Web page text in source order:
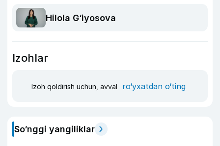
Hilola G‘iyosova
Izohlar
Izoh qoldirish uchun, avval ro‘yxatdan o‘ting
So‘nggi yangiliklar